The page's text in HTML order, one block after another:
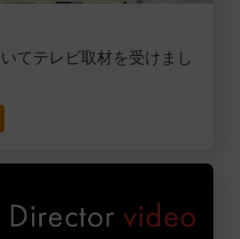
てテレビ取材を受けまし